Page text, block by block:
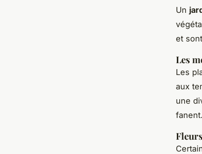
Un
et
Les
Les
aux
une
fanent.